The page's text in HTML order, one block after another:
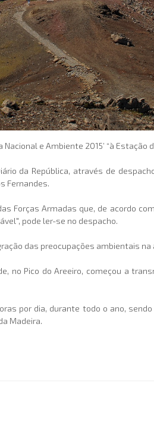
e Ambiente 2015’ “à Estação
da República, através de
Fernandes.
Forças Armadas que, de acordo
pode ler-se no despacho.
das preocupações ambientais na
no Pico do Areeiro, começou a
por dia, durante todo o ano,
Madeira.